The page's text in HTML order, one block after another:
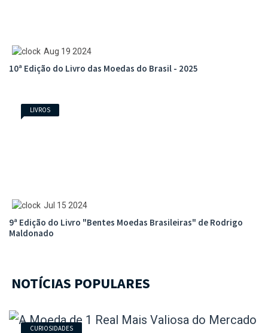
Aug 19 2024
10ª Edição do Livro das Moedas do Brasil - 2025
LIVROS
Jul 15 2024
9ª Edição do Livro "Bentes Moedas Brasileiras" de Rodrigo
Maldonado
NOTÍCIAS POPULARES
CURIOSIDADES